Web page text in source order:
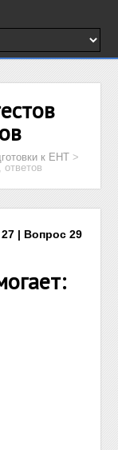
к ЕНТ >
| Вопрос 29